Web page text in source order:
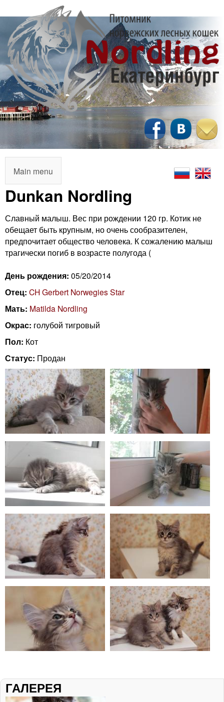
Перейти
к
основному
содержанию
N
o
d
l
i
n
g
C
a
t
M
a
n
m
e
n
u
Main menu
Dunkan Nordling
Славный малыш. Вес при рождении 120 гр. Котик не
обещает быть крупным, но очень сообразителен,
предпочитает общество человека. К сожалению малыш
трагически погиб в возрасте полугода (
День рождения: 05/20/2014
Отец: CH Gerbert Norwegies Star
Мать: Matilda Nordling
Окрас: голубой тигровый
Пол: Кот
Статус: Продан
ГАЛЕРЕЯ